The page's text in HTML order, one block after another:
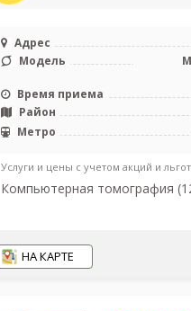
Адрес
Модель
Время приема
Район
Метро
Услуги и цены с учетом акций и льгот
Компьютерная томография
НА КАРТЕ